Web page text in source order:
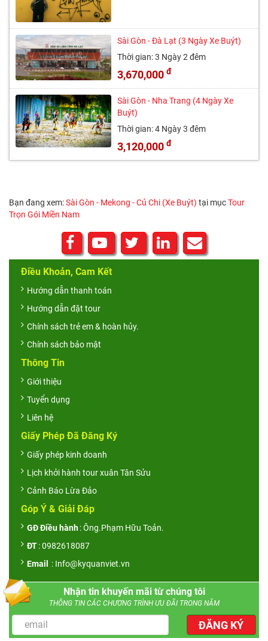
Sài Gòn - Đà Lạt (3 Ngày Xe Buýt)
Thời gian: 3 Ngày 2 đêm
3,670,000 đ
Sài Gòn - Nha Trang (4 Ngày Xe
Buýt)
Thời gian: 4 Ngày 3 đêm
3,120,000 đ
Bạn đang xem:Sài Gòn - Mekong - Củ Chi (Xe Buýt) tại mụcTour
Trọn Gói Miền Nam
Điều Khoản, Cam Kết
Hướng dẫn thanh toán
Hướng dẫn đặt tour
Chính sách trẻ em & hoàn hủy.
Chính sách bảo mật
Thông Tin
Giới thiệu
Tuyển dụng
Liên hệ
Giấy Phép Đã Đăng Ký
Giấy phép kinh doanh
Lịch khởi hành tour xuân Tân Sửu
Cảnh Báo Lừa Đảo
Góp Ý & Giải Đáp
GĐ Điều hành: Ông.Phạm Hữu Toản.
ĐT: 0982618087
Email : Info@kyquanviet.vn
Nhận tin khuyến mãi từ chúng tôi
THÔNG TIN CÁC CHƯƠNG TRÌNH ƯU ĐÃI TRONG NĂM
ĐĂNG KÝ